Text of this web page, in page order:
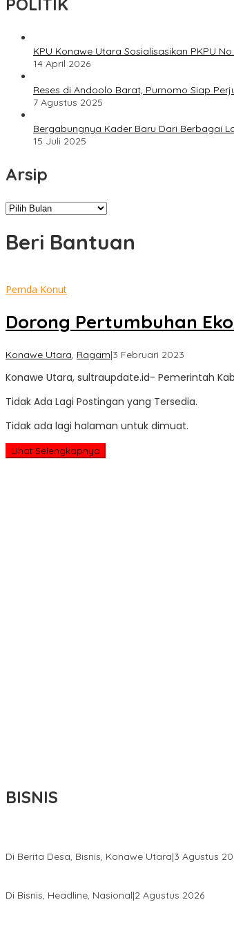
POLITIK
KPU Konawe Utara Sosialisasikan PKPU
14 April 2026
Reses di Andoolo Barat, Purnomo Siap
7 Agustus 2025
Bergabungnya Kader Baru Dari Berbagai
15 Juli 2025
Arsip
Arsip
Beri Bantuan
Pemda Konut
Dorong Pertumbuhan
Konawe Utara, Ragam|3 Februari 2023
Update
Konawe Utara, sultraupdate.id- Pemerintah
Tidak Ada Lagi Postingan yang Tersedia.
Tidak ada lagi halaman untuk dimuat.
Lihat Selengkapnya
BISNIS
Di Berita Desa, Bisnis, Konawe Utara|3 Agustus
Di Bisnis, Headline, Nasional|2 Agustus 2026